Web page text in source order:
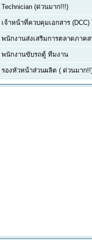
Technician (ด่วนมาก!!!)
เจ้าหน้าที่ควบคุมเอกสาร (DCC)
พนักงานส่งเสริมการตลาดภาค
พนักงานขับรถตู้ ทีมงาน
รองหัวหน้าส่วนผลิต ( ด่วนมาก